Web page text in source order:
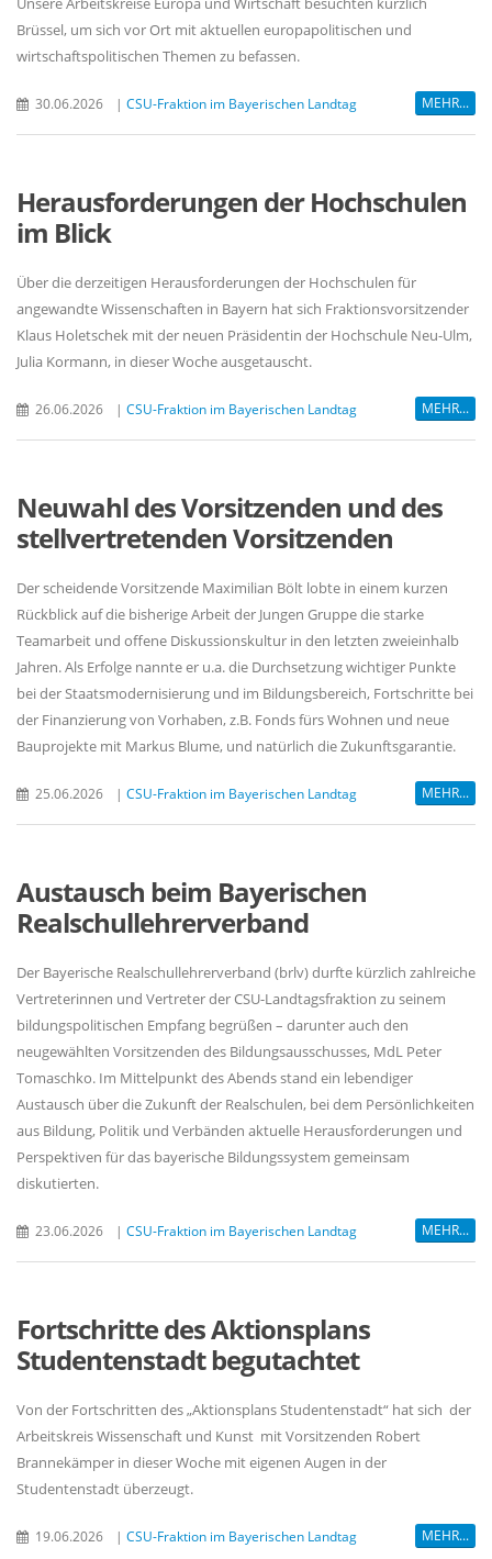
Brüssel, um sich vor Ort mit aktuellen europapolitischen und
wirtschaftspolitischen Themen zu befassen.
30.06.2026 | CSU-Fraktion im Bayerischen Landtag MEHR...
Herausforderungen der Hochschulen
im Blick
Über die derzeitigen Herausforderungen der Hochschulen für
angewandte Wissenschaften in Bayern hat sich Fraktionsvorsitzender
Klaus Holetschek mit der neuen Präsidentin der Hochschule Neu-Ulm,
Julia Kormann, in dieser Woche ausgetauscht.
26.06.2026 | CSU-Fraktion im Bayerischen Landtag MEHR...
Neuwahl des Vorsitzenden und des
stellvertretenden Vorsitzenden
Der scheidende Vorsitzende Maximilian Bölt lobte in einem kurzen
Rückblick auf die bisherige Arbeit der Jungen Gruppe die starke
Teamarbeit und offene Diskussionskultur in den letzten zweieinhalb
Jahren. Als Erfolge nannte er u.a. die Durchsetzung wichtiger Punkte
bei der Staatsmodernisierung und im Bildungsbereich, Fortschritte bei
der Finanzierung von Vorhaben, z.B. Fonds fürs Wohnen und neue
Bauprojekte mit Markus Blume, und natürlich die Zukunftsgarantie.
25.06.2026 | CSU-Fraktion im Bayerischen Landtag MEHR...
Austausch beim Bayerischen
Realschullehrerverband
Der Bayerische Realschullehrerverband (brlv) durfte kürzlich zahlreiche
Vertreterinnen und Vertreter der CSU-Landtagsfraktion zu seinem
bildungspolitischen Empfang begrüßen – darunter auch den
neugewählten Vorsitzenden des Bildungsausschusses, MdL Peter
Tomaschko. Im Mittelpunkt des Abends stand ein lebendiger
Austausch über die Zukunft der Realschulen, bei dem Persönlichkeiten
aus Bildung, Politik und Verbänden aktuelle Herausforderungen und
Perspektiven für das bayerische Bildungssystem gemeinsam
diskutierten.
23.06.2026 | CSU-Fraktion im Bayerischen Landtag MEHR...
Fortschritte des Aktionsplans
Studentenstadt begutachtet
Von der Fortschritten des „Aktionsplans Studentenstadt“ hat sich der
Arbeitskreis Wissenschaft und Kunst mit Vorsitzenden Robert
Brannekämper in dieser Woche mit eigenen Augen in der
Studentenstadt überzeugt.
19.06.2026 | CSU-Fraktion im Bayerischen Landtag MEHR...